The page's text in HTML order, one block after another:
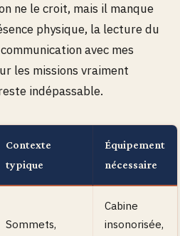
ne le croit, mais il manque
physique, la lecture du
avec mes
les missions vraiment
indépassable.
Contexte
typique
Équipement
nécessaire
Sommets,
Cabine
insonorisée,